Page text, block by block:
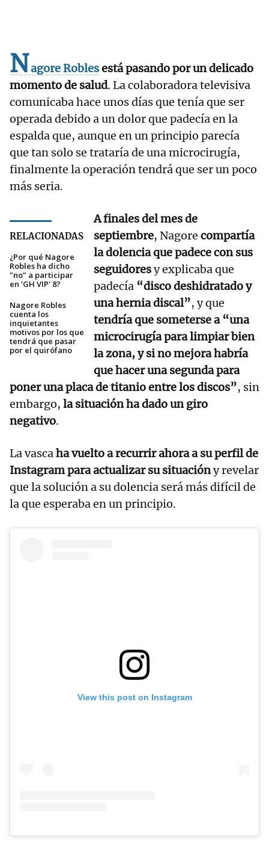
Nagore Roblesestá pasando por un delicado
momento de salud. La colaboradora televisiva
comunicaba hace unos días que tenía que ser
operada debido a un dolor que padecía en la
espalda que, aunque en un principio parecía
que tan solo se trataría de una microcirugía,
finalmente la operación tendrá que ser un poco
más seria.
RELACIONADAS
¿Por qué Nagore
Robles ha dicho
"no" a participar
en 'GH VIP' 8?
Nagore Robles
cuenta los
inquietantes
motivos por los que
tendrá que pasar
por el quirófano
A finales del mes de
septiembre, Nagore compartía
la dolencia que padece con sus
seguidoresy explicaba que
padecía “disco deshidratado y
una hernia discal”, y que
tendría que someterse a “una
microcirugía para limpiar bien
la zona, y si no mejora habría
que hacer una segunda para
poner una placa de titanio entre los discos”, sin
embargo, la situación ha dado un giro
negativo.
La vascaha vuelto a recurrir ahora a su perfil de
Instagram para actualizar su situacióny revelar
que la solución a su dolencia será más difícil de
la que esperaba en un principio.
View this post on Instagram